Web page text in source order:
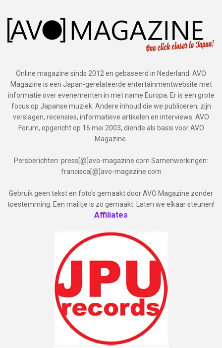
Online magazine sinds 2012 en gebaseerd in Nederland. AVO
Magazine is een Japan-gerelateerde entertainmentwebsite met
informatie over evenementen in met name Europa. Er is een grote
focus op Japanse muziek. Andere inhoud die we publiceren, zijn
verslagen, recensies, informatieve artikelen en interviews. AVO
Forum, opgericht op 16 mei 2003, diende als basis voor AVO
Magazine.
Persberichten: press[@]avo-magazine.com Samenwerkingen:
francisca[@]avo-magazine.com
Gebruik geen tekst en foto's gemaakt door AVO Magazine zonder
toestemming. Een mailtje is zo gemaakt. Laten we elkaar steunen!
Affiliates